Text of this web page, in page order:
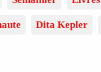
Dita Kepler